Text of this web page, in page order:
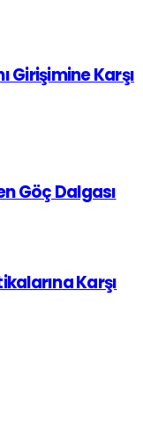
Girişimine Karşı
Göç Dalgası
Karşı